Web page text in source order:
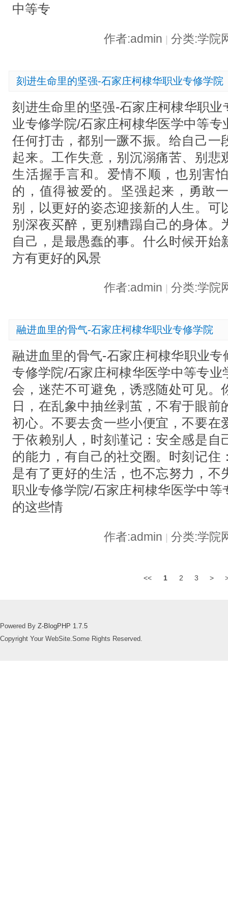
中等专
作者:admin | 分类:学院
刻进生命里的坚强-石家庄柯棣华职业专修学院
刻进生命里的坚强-石家庄柯棣华职
业专修学院/石家庄柯棣华医学中等
任何打击，都别一蹶不振。给自己一
起来。工作失意，别沉溺痛苦、别悲
生活握手言和。爱情不顺，也别害
的，值得被爱的。坚强起来，勇敢
别，以更好的姿态迎接新的人生。可
别深夜买醉，更别糟蹋自己的身体。
自己，是最愚蠢的事。什么时候开始
方有更好的风景
作者:admin 分类:学院
融进血里的骨气-石家庄柯棣华职业专修学院
融进血里的骨气-石家庄柯棣华职业
专修学院/石家庄柯棣华医学中等专
会，迷茫不可避免，诱惑随处可见。
日，在乱象中抽丝剥茧，不宥于眼前
初心。不要去贪一些小便宜，不要在
于依赖别人，时刻谨记：安全感是自
的能力，有自己的社交圈。时刻记住
是有了更好的生活，也不忘努力，不
职业专修学院/石家庄柯棣华医学中
的这些情
作者:admin | 分类:学院
<< 1 2 3 >
Powered By Z-BlogPHP 1.7.5
Copyright Your WebSite.Some Rights Reserved.